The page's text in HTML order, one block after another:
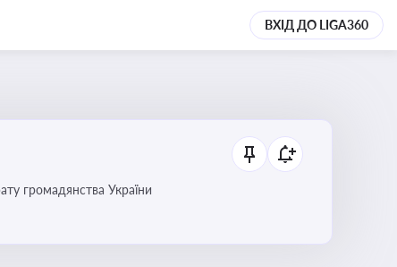
ВХІД ДО LIGA360
громадянства України